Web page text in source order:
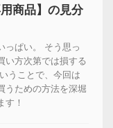
商品】の見分
っぱい。 そう思っ
い方次第では損する
うことで、今回は
うための方法を深堀
す！